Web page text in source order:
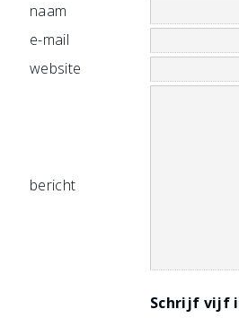
naam
e-mail
website
bericht
Schrijf vijf